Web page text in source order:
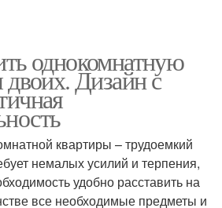
однокомнатную
двоих. Дизайн с
квартиры – трудоемкий
немалых усилий и терпения,
удобно расставить на
все необходимые предметы и